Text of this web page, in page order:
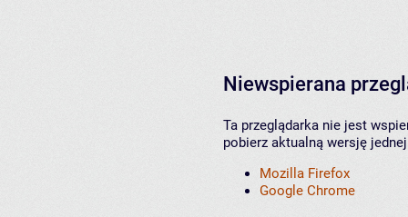
Niewspierana
Ta przeglądarka nie jest
pobierz aktualną wersję
Mozilla Firefox
Google Chrome